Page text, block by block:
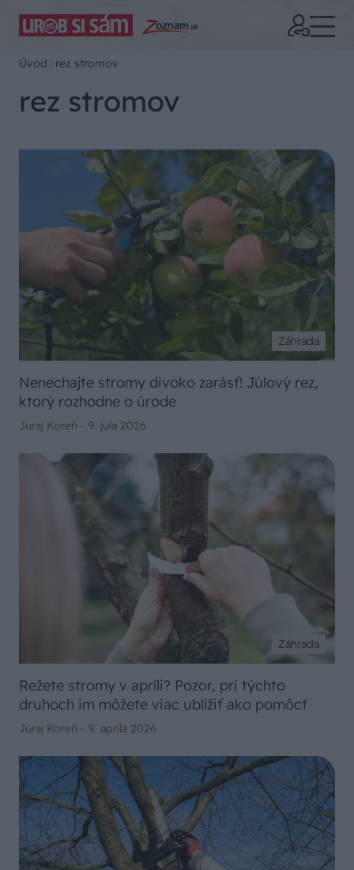
Úvod rez stromov
rez stromov
Záhrada
Nenechajte stromy divoko zarásť! Júlový rez,
ktorý rozhodne o úrode
Juraj Koreň - 9. júla 2026
Záhrada
Režete stromy v apríli? Pozor, pri týchto
druhoch im môžete viac ublížiť ako pomôcť
Juraj Koreň - 9. apríla 2026